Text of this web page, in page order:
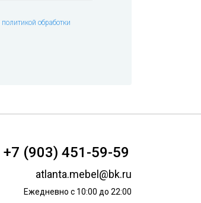
политикой обработки
+7 (903) 451-59-59
atlanta.mebel@bk.ru
Ежедневно с 10:00 до 22:00